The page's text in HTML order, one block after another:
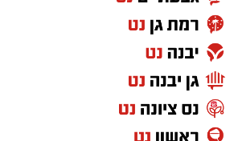
חדשותי? מצאתם טעות בכתבה?
אותנו
ולגלות שבתוך כל קושי מסתתרת
להתחלה חדשה
"מאזן החיים
עוצמתיים ליצירת איזון, חוסן נפשי,
ותשוקה לחיים גם בתקופות